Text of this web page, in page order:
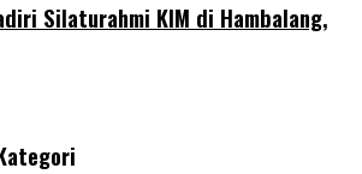
Silaturahmi KIM di Hambalang,